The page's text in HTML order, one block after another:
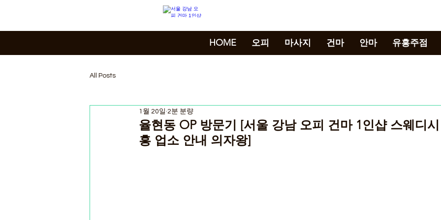
HOME 오피 마사지 건마 안마 유흥주점
All Posts
율현동 OP 방문기 [서울 강남 오피 건마 1인샵 스웨디
흥 업소 안내 의자왕]
1월 20일 2분 분량